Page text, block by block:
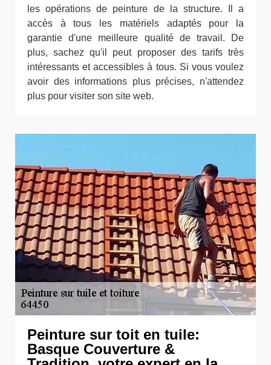
les opérations de peinture de la structure. Il a
accès à tous les matériels adaptés pour la
garantie d'une meilleure qualité de travail. De
plus, sachez qu'il peut proposer des tarifs très
intéressants et accessibles à tous. Si vous voulez
avoir des informations plus précises, n'attendez
plus pour visiter son site web.
Peinture sur toit en tuile:
Basque Couverture &